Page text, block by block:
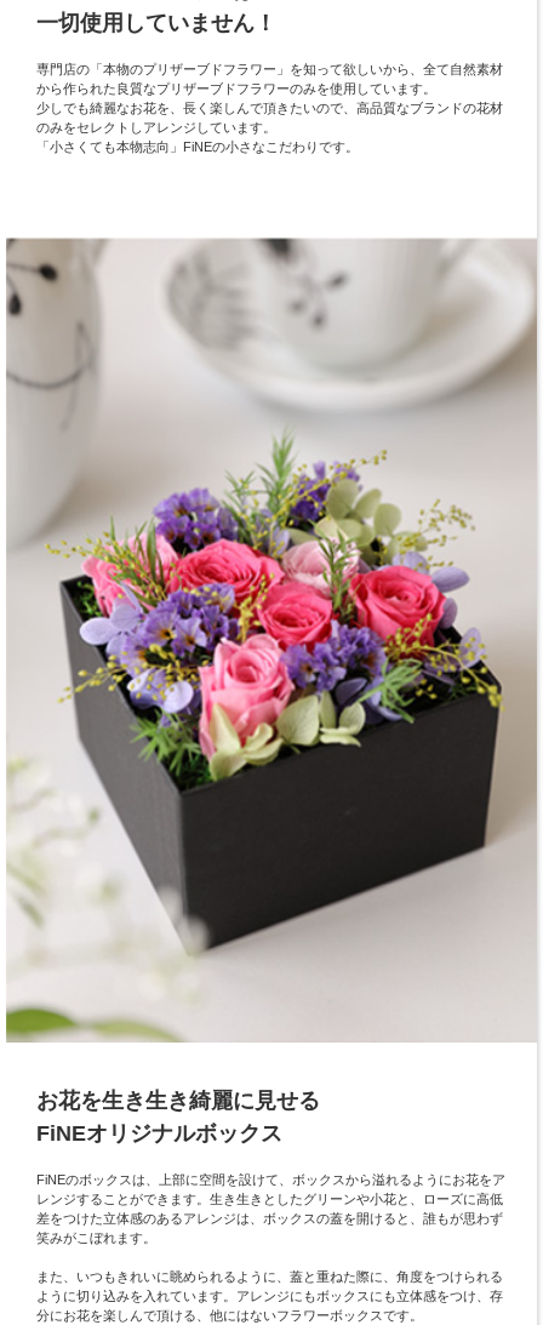
一切使用していません！
専門店の「本物のプリザーブドフラワー」を知って欲しいから、全て自然素材
から作られた良質なプリザーブドフラワーのみを使用しています。
少しでも綺麗なお花を、長く楽しんで頂きたいので、高品質なブランドの花材
のみをセレクトしアレンジしています。
「小さくても本物志向」FiNEの小さなこだわりです。
お花を生き生き綺麗に見せる
FiNEオリジナルボックス
FiNEのボックスは、上部に空間を設けて、ボックスから溢れるようにお花をア
レンジすることができます。生き生きとしたグリーンや小花と、ローズに高低
差をつけた立体感のあるアレンジは、ボックスの蓋を開けると、誰もが思わず
笑みがこぼれます。
また、いつもきれいに眺められるように、蓋と重ねた際に、角度をつけられる
ように切り込みを入れています。アレンジにもボックスにも立体感をつけ、存
分にお花を楽しんで頂ける、他にはないフラワーボックスです。